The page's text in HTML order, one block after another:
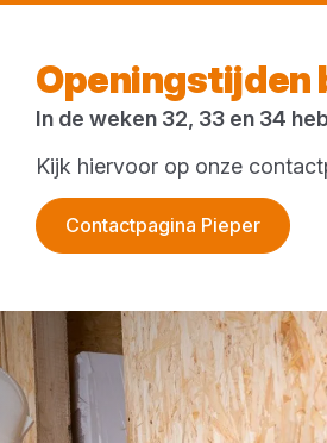
en blog
Openingstijden
In de weken 32, 33 en 34
Kijk hiervoor op onze
Contactpagina Pieper